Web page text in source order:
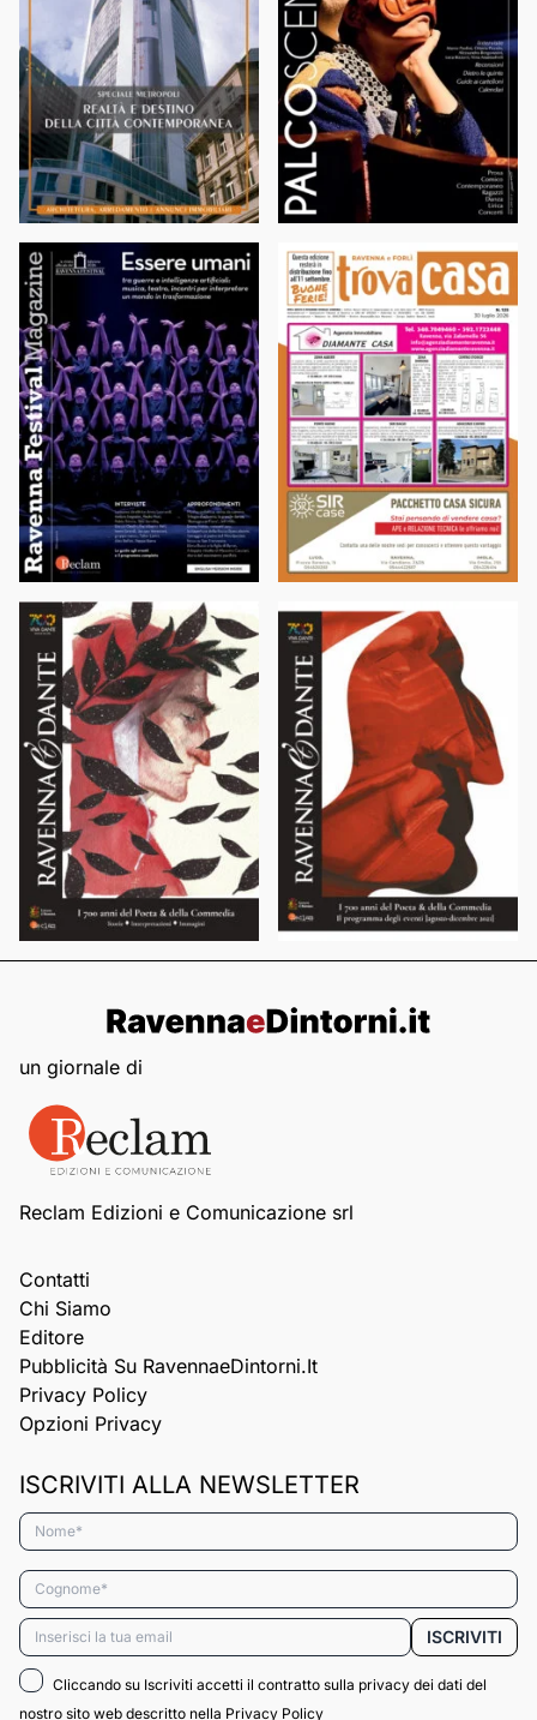
un giornale di
Reclam Edizioni e Comunicazione srl
Contatti
Chi Siamo
Editore
Pubblicità Su RavennaeDintorni.it
Privacy Policy
Opzioni Privacy
ISCRIVITI ALLA NEWSLETTER
Nome*
Cognome*
Email* ISCRIVITI
Cliccando su Iscriviti accetti il contratto sulla privacy dei dati del
nostro sito web descritto nella Privacy Policy